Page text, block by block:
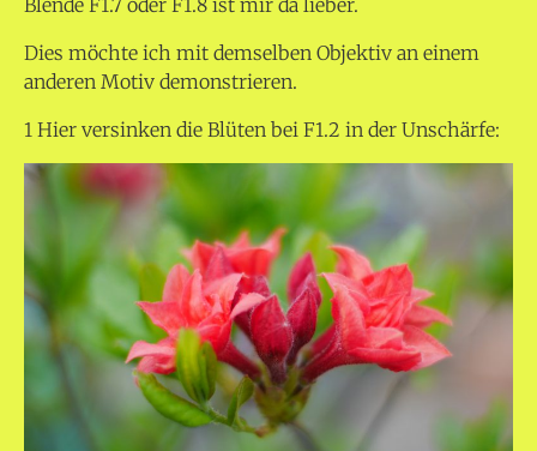
Dies möchte ich mit demselben Objektiv an einem
anderen Motiv demonstrieren.
1 Hier versinken die Blüten bei F1.2 in der Unschärfe: